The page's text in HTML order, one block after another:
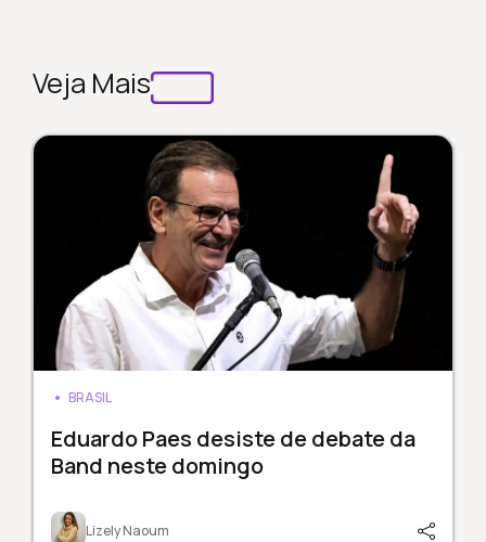
Veja Mais
BRASIL
Eduardo Paes desiste de debate da
Band neste domingo
Lizely Naoum